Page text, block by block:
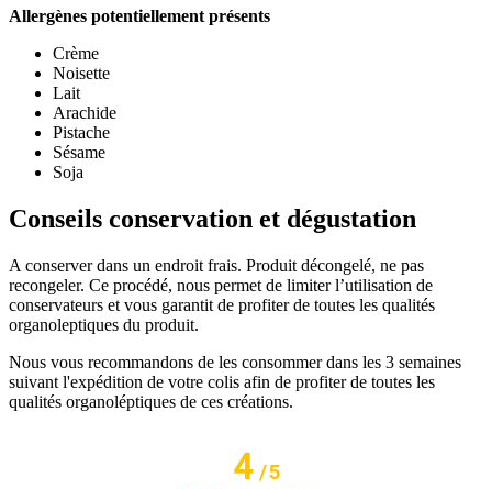
Allergènes potentiellement présents
Crème
Noisette
Lait
Arachide
Pistache
Sésame
Soja
Conseils conservation et dégustation
A conserver dans un endroit frais. Produit décongelé, ne pas
recongeler. Ce procédé, nous permet de limiter l’utilisation de
conservateurs et vous garantit de profiter de toutes les qualités
organoleptiques du produit.
Nous vous recommandons de les consommer dans les 3 semaines
suivant l'expédition de votre colis afin de profiter de toutes les
qualités organoléptiques de ces créations.
4/5